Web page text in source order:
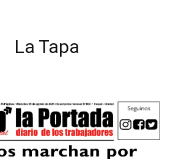
La Tapa